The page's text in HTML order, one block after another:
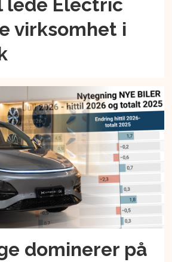
lede Electric
virksomhet i
dominerer på